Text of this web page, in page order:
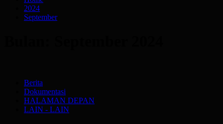
2024
September
Berita
Dokumentasi
HALAMAN DEPAN
LAIN - LAIN